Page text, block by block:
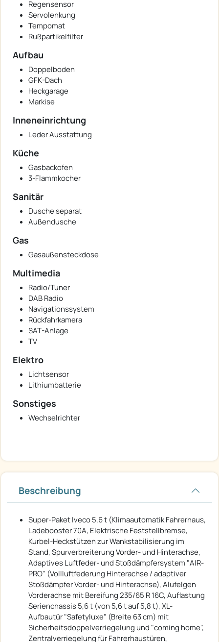
Regensensor
Servolenkung
Tempomat
Rußpartikelfilter
Aufbau
Doppelboden
GFK-Dach
Heckgarage
Markise
Inneneinrichtung
Leder Ausstattung
Küche
Gasbackofen
3-Flammkocher
Sanitär
Dusche separat
Außendusche
Gas
Gasaußensteckdose
Multimedia
Radio/Tuner
DAB Radio
Navigationssystem
Rückfahrkamera
SAT-Anlage
TV
Elektro
Lichtsensor
Lithiumbatterie
Sonstiges
Wechselrichter
Beschreibung
Super-Paket Iveco 5,6 t (Klimaautomatik Fahrerhaus,
Ladebooster 70A, Elektrische Feststellbremse,
Kurbel-Heckstützen zur Wankstabilisierung im
Stand, Spurverbreiterung Vorder- und Hinterachse,
Adaptives Luftfeder- und Stoßdämpfersystem "AIR-
PRO" (Vollluftfederung Hinterachse / adaptiver
Stoßdämpfer Vorder- und Hinterachse), Alufelgen
Vorderachse mit Bereifung 235/65 R 16C, Auflastung
Serienchassis 5,6 t (von 5,6 t auf 5,8 t), XL-
Aufbautür "Safetyluxe" (Breite 63 cm) mit
Sicherheitsdoppelverriegelung und "coming home",
Zentralverriegelung für Fahrerhaustüren,